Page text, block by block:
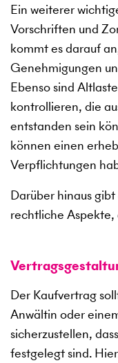
Ein weiterer
Vorschriften und
kommt es darauf
Genehmigungen
Ebenso sind
kontrollieren, die
entstanden sein
können einen
Verpflichtungen
Darüber hinaus
rechtliche
Der Kaufvertrag
Anwältin oder
sicherzustellen,
festgelegt sind.